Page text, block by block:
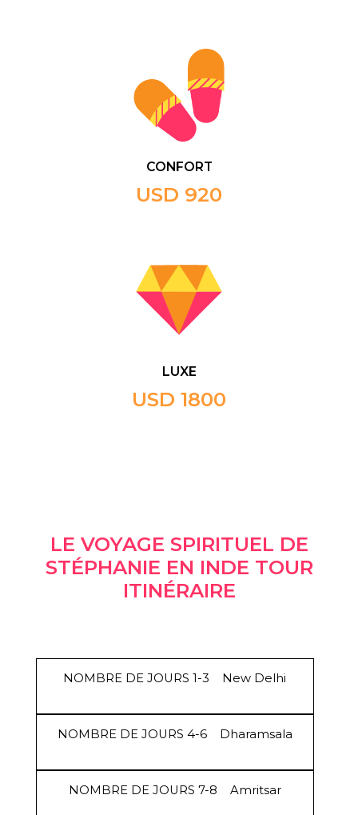
CONFORT
USD 920
LUXE
USD 1800
LE VOYAGE SPIRITUEL DE
STÉPHANIE EN INDE TOUR
ITINÉRAIRE
NOMBRE DE JOURS 1-3 New Delhi
NOMBRE DE JOURS 4-6 Dharamsala
NOMBRE DE JOURS 7-8 Amritsar